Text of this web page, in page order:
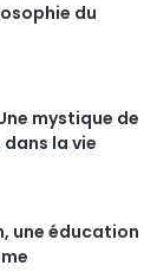
du
mystique de
dans la vie
une éducation